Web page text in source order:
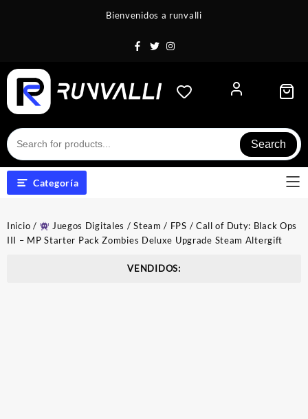
Bienvenidos a runvalli
Search
Categoría
Inicio / Juegos Digitales /Steam / FPS / Call of Duty: Black Ops
III – MP Starter Pack Zombies Deluxe Upgrade Steam Altergift
VENDIDOS: